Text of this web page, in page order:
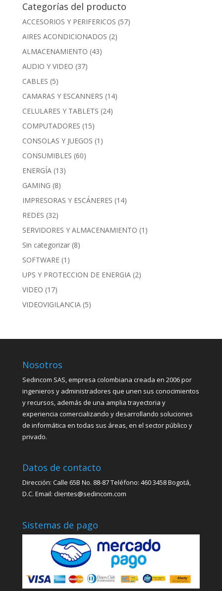
Categorías del producto
ACCESORIOS Y PERIFERICOS (57)
AIRES ACONDICIONADOS (2)
ALMACENAMIENTO (43)
AUDIO Y VIDEO (37)
CABLES (5)
CAMARAS Y ESCANNERS (14)
CELULARES Y TABLETS (24)
COMPUTADORES (15)
CONSOLAS Y JUEGOS (1)
CONSUMIBLES (60)
ENERGÍA (13)
GAMING (8)
IMPRESORAS Y ESCÁNERES (14)
REDES (32)
SERVIDORES Y ALMACENAMIENTO (1)
Sin categorizar (8)
SOFTWARE (1)
UPS Y PROTECCION DE ENERGIA (2)
VIDEO (17)
VIDEOVIGILANCIA (5)
Nosotros
Sedincom SAS, empresa colombiana creada en 2006 por
ingenieros y administradores que unen sus conocimientos
y recursos, además de una amplia trayectoria y
experiencia comercializando y desarrollando soluciones
de informática en todas sus áreas, en el sector público y
privado.
Datos de contacto
Dirección: Calle 65B No. 88-87 Teléfono: 460 3458 Bogotá,
D.C. Email: clientes@sedincom.com
Sistemas de pago